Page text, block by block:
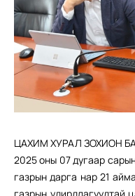
ЦАХИМ ХУРАЛ ЗОХИОН
2025 оны 07 дугаар
газрын дарга нар 21
газрын удирдлагуудтай